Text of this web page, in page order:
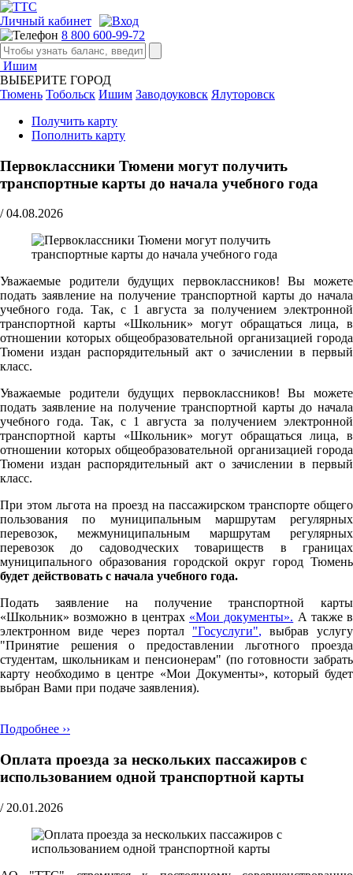
Личный кабинет
8 800 600-99-72
Ишим
ВЫБЕРИТЕ ГОРОД
Тюмень Тобольск Ишим Заводоуковск Ялуторовск
Получить карту
Пополнить карту
Первоклассники Тюмени могут получить
транспортные карты до начала учебного года
/ 04.08.2026
Уважаемые родители будущих первоклассников! Вы можете
подать заявление на получение транспортной карты до начала
учебного года. Так, с 1 августа за получением электронной
транспортной карты «Школьник» могут обращаться лица, в
отношении которых общеобразовательной организацией города
Тюмени издан распорядительный акт о зачислении в первый
класс.
Уважаемые родители будущих первоклассников! Вы можете
подать заявление на получение транспортной карты до начала
учебного года. Так, с 1 августа за получением электронной
транспортной карты «Школьник» могут обращаться лица, в
отношении которых общеобразовательной организацией города
Тюмени издан распорядительный акт о зачислении в первый
класс.
При этом льгота на проезд на пассажирском транспорте общего
пользования по муниципальным маршрутам регулярных
перевозок, межмуниципальным маршрутам регулярных
перевозок до садоводческих товариществ в границах
муниципального образования городской округ город Тюмень
будет действовать с начала учебного года.
Подать заявление на получение транспортной карты
«Школьник» возможно в центрах «Мои документы». А также в
электронном виде через портал "Госуслуги", выбрав услугу
"Принятие решения о предоставлении льготного проезда
студентам, школьникам и пенсионерам" (по готовности забрать
карту необходимо в центре «Мои Документы», который будет
выбран Вами при подаче заявления).
Подробнее ››
Оплата проезда за нескольких пассажиров с
использованием одной транспортной карты
/ 20.01.2026